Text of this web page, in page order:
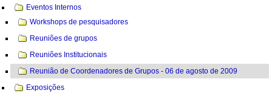
Eventos Internos
Workshops de pesquisadores
Reuniões de grupos
Reuniões Institucionais
Reunião de Coordenadores de Grupos - 06 de agosto de 2009
Exposições